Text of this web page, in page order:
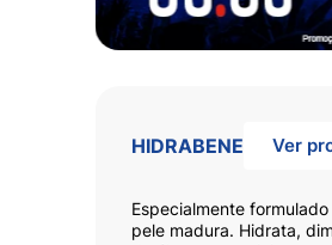
HIDRABENE Ver
Especialmente
pele madura. Hidrata,